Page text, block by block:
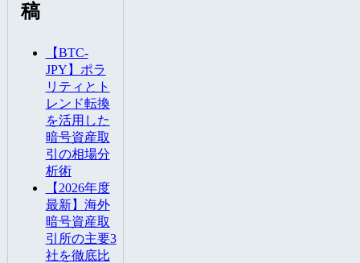
稿
【BTC-
JPY】ポラ
リティとト
レンド転換
を活用した
暗号資産取
引の相場分
析術
【2026年度
最新】海外
暗号資産取
引所の主要3
社を徹底比